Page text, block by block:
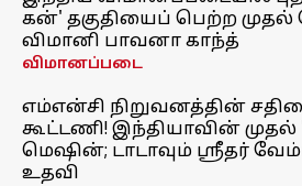
கன்' தகுதியைப் பெற்ற
விமானி பாவனா காந்த்
விமானப்படை
எம்என்சி நிறுவனத்தின்
கூட்டணி! இந்தியாவின்
மெஷின்; டாடாவும் ஸ்ரீதர்
உதவி